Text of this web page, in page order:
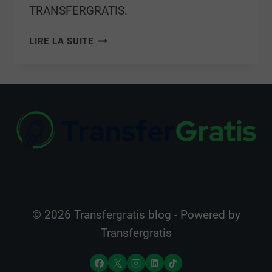
TRANSFERGRATIS.
LIRE LA SUITE
© 2026 Transfergratis blog - Powered by
Transfergratis